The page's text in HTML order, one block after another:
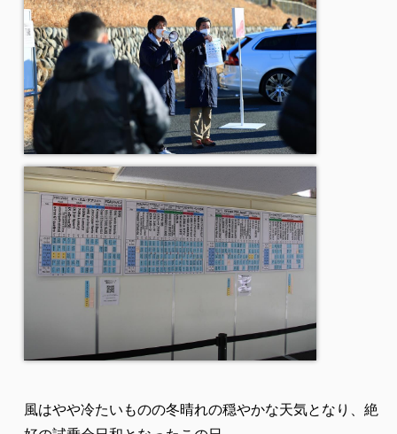
風はやや冷たいものの冬晴れの穏やかな天気となり、絶